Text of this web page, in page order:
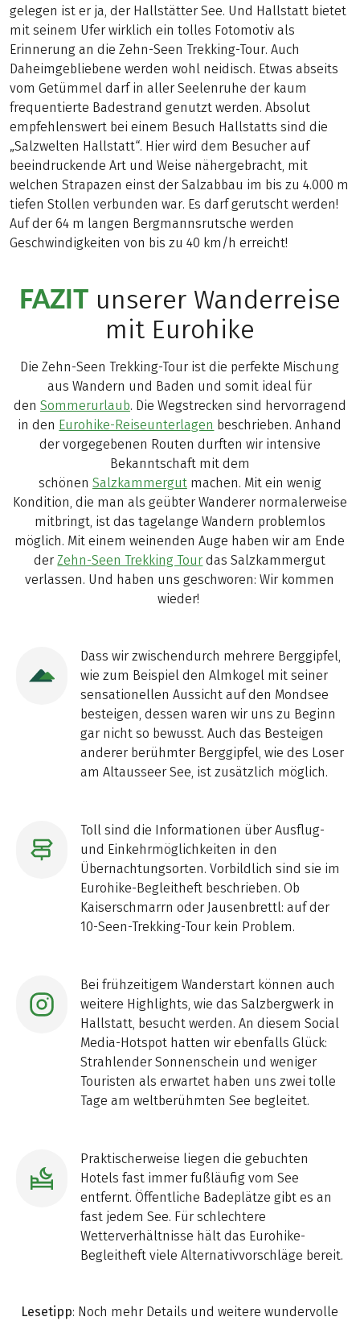
gelegen ist er ja, der Hallstätter See. Und Hallstatt bietet
mit seinem Ufer wirklich ein tolles Fotomotiv als
Erinnerung an die Zehn-Seen Trekking-Tour. Auch
Daheimgebliebene werden wohl neidisch. Etwas abseits
vom Getümmel darf in aller Seelenruhe der kaum
frequentierte Badestrand genutzt werden. Absolut
empfehlenswert bei einem Besuch Hallstatts sind die
„Salzwelten Hallstatt“. Hier wird dem Besucher auf
beeindruckende Art und Weise nähergebracht, mit
welchen Strapazen einst der Salzabbau im bis zu 4.000 m
tiefen Stollen verbunden war. Es darf gerutscht werden!
Auf der 64 m langen Bergmannsrutsche werden
Geschwindigkeiten von bis zu 40 km/h erreicht!
FAZITunserer Wanderreise
mit Eurohike
Die Zehn-Seen Trekking-Tour ist die perfekte Mischung
aus Wandern und Baden und somit ideal für
den Sommerurlaub. Die Wegstrecken sind hervorragend
in den Eurohike-Reiseunterlagen beschrieben. Anhand
der vorgegebenen Routen durften wir intensive
Bekanntschaft mit dem
schönen Salzkammergutmachen. Mit ein wenig
Kondition, die man als geübter Wanderer normalerweise
mitbringt, ist das tagelange Wandern problemlos
möglich. Mit einem weinenden Auge haben wir am Ende
derZehn-Seen Trekking Tour das Salzkammergut
verlassen. Und haben uns geschworen: Wir kommen
wieder!
Dass wir zwischendurch mehrere Berggipfel,
wie zum Beispiel den Almkogel mit seiner
sensationellen Aussicht auf den Mondsee
besteigen, dessen waren wir uns zu Beginn
gar nicht so bewusst. Auch das Besteigen
anderer berühmter Berggipfel, wie des Loser
am Altausseer See, ist zusätzlich möglich.
Toll sind die Informationen über Ausflug-
und Einkehrmöglichkeiten in den
Übernachtungsorten. Vorbildlich sind sie im
Eurohike-Begleitheft beschrieben. Ob
Kaiserschmarrn oder Jausenbrettl: auf der
10-Seen-Trekking-Tour kein Problem.
Bei frühzeitigem Wanderstart können auch
weitere Highlights, wie das Salzbergwerk in
Hallstatt, besucht werden. An diesem Social
Media-Hotspot hatten wir ebenfalls Glück:
Strahlender Sonnenschein und weniger
Touristen als erwartet haben uns zwei tolle
Tage am weltberühmten See begleitet.
Praktischerweise liegen die gebuchten
Hotels fast immer fußläufig vom See
entfernt. Öffentliche Badeplätze gibt es an
fast jedem See. Für schlechtere
Wetterverhältnisse hält das Eurohike-
Begleitheft viele Alternativvorschläge bereit.
Lesetipp: Noch mehr Details und weitere wundervolle